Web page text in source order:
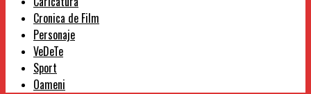
Cronica de Film
Personaje
VeDeTe
Sport
Oameni